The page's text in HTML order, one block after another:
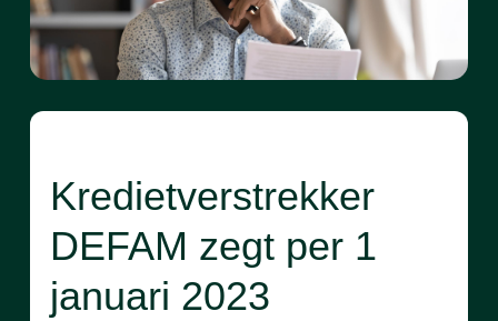
Kredietverstrekker
DEFAM zegt per 1
januari 2023